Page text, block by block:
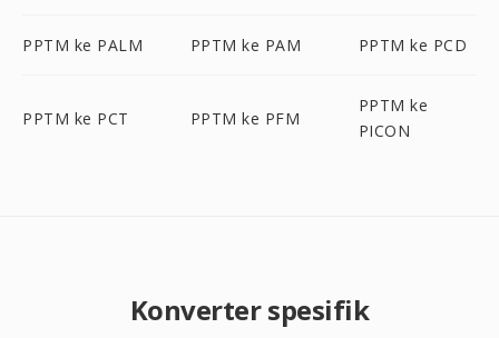
PPTM ke PALM PPTM ke PAM PPTM ke PCD
PPTM ke PCT PPTM ke PFM
PPTM ke
PICON
Konverter spesifik